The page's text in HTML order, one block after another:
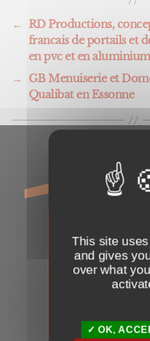
←
RD Productions,
francais de portails et
en pvc et en aluminium
→
GB Menuiserie et
Qualibat en Essonne
This site
and gives
over what
OK,